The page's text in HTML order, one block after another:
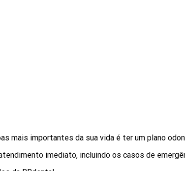
mais importantes da sua vida é ter um plano
imediato, incluindo os casos de